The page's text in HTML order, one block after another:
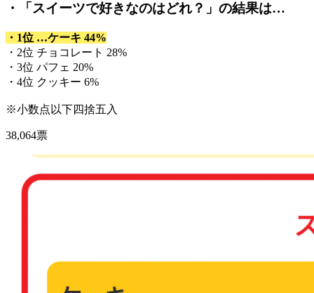
・「スイーツで好きなのはどれ？」 の結果は…
・1位 …ケーキ 44%
・2位 チョコレート 28%
・3位 パフェ 20%
・4位 クッキー 6%
※小数点以下四捨五入
38,064票